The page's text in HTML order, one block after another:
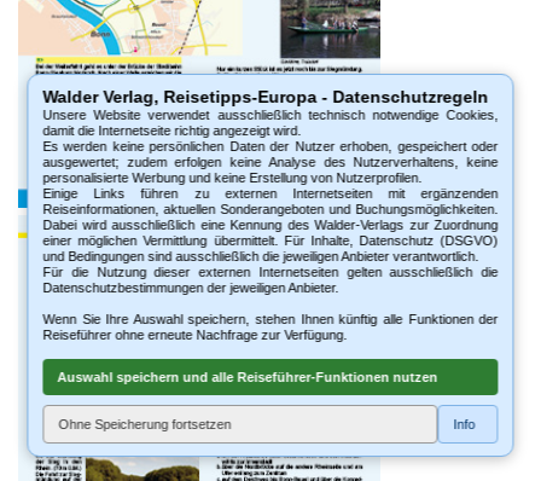
Walder Verlag, Reisetipps-Europa - Datenschutzregeln
Unsere Website verwendet ausschließlich technisch notwendige Cookies,
damit die Internetseite richtig angezeigt wird.
Es werden keine persönlichen Daten der Nutzer erhoben, gespeichert oder
ausgewertet; zudem erfolgen keine Analyse des Nutzerverhaltens, keine
personalisierte Werbung und keine Erstellung von Nutzerprofilen.
Einige Links führen zu externen Internetseiten mit ergänzenden
Reiseinformationen, aktuellen Sonderangeboten und Buchungsmöglichkeiten.
Dabei wird ausschließlich eine Kennung des Walder-Verlags zur Zuordnung
einer möglichen Vermittlung übermittelt. Für Inhalte, Datenschutz (DSGVO)
und Bedingungen sind ausschließlich die jeweiligen Anbieter verantwortlich.
Für die Nutzung dieser externen Internetseiten gelten ausschließlich die
Datenschutzbestimmungen der jeweiligen Anbieter.
Wenn Sie Ihre Auswahl speichern, stehen Ihnen künftig alle Funktionen der
Reiseführer ohne erneute Nachfrage zur Verfügung.
Auswahl speichern und alle Reiseführer-Funktionen nutzen
Ohne Speicherung fortsetzen Info